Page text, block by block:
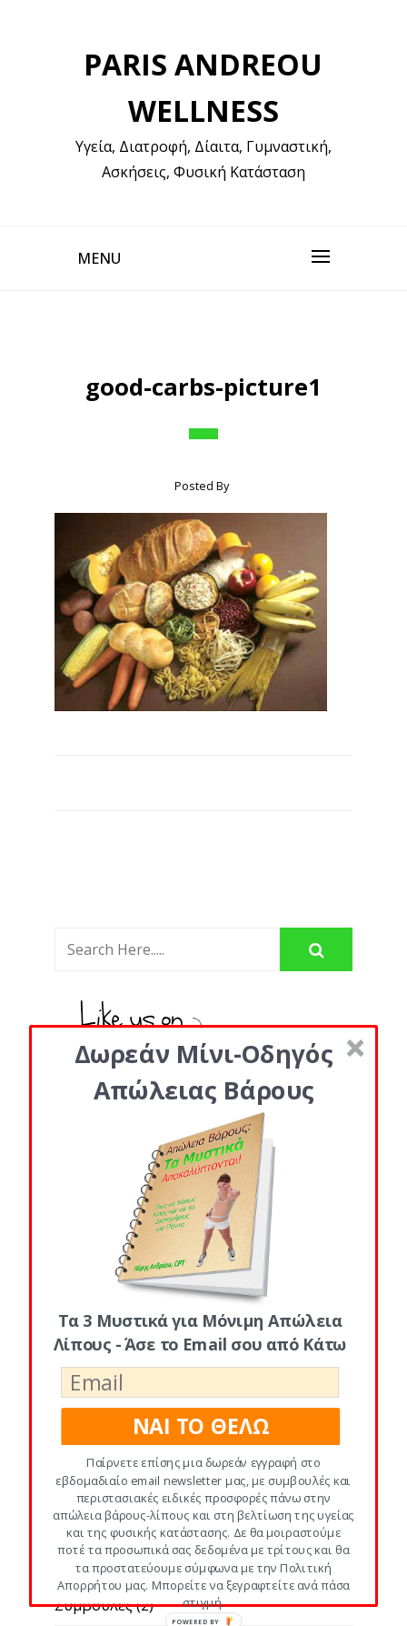
PARIS ANDREOU
WELLNESS
Υγεία, Διατροφή, Δίαιτα, Γυμναστική,
Ασκήσεις, Φυσική Κατάσταση
MENU
good-carbs-picture1
Posted By
Κατηγορίες
#1: Τα Παντα για Θερμιδες κι
Υδατανθρακες
#2: Φυτικες Ινες κι Αδυνατισμα
#3: Πρωτεινη κι Απώλεια Βάρους(2)
#4: Λιπαρα κι Αδυνατισμα(1)
#5: Υπερτροφες για το Πιατο σου(1)
#6: Διατροφικα Μυστικα για Αδυνατισμα
(2)
#7: Διατροφικες Παγιδες για Αδυνατισμα
(5)
#8: Γρηγορα Λιποδιαλυτικα Κολπα και
Συμβουλες(2)
Δωρεάν Μίνι-Οδηγός
Απώλειας Βάρους
Τα 3 Μυστικά για Μόνιμη Απώλεια
Λίπους - Άσε το Email σου από Κάτω
ΝΑΙ ΤΟ ΘΕΛΩ
Παίρνετε επίσης μια δωρεάν εγγραφή στο
εβδομαδιαίο email newsletter μας, με συμβουλές και
περιστασιακές ειδικές προσφορές πάνω στην
απώλεια βάρους-λίπους και στη βελτίωση της υγείας
και της φυσικής κατάστασης. Δε θα μοιραστούμε
ποτέ τα προσωπικά σας δεδομένα με τρίτους και θα
τα προστατεύουμε σύμφωνα με την Πολιτική
Απορρήτου μας. Μπορείτε να ξεγραφτείτε ανά πάσα
στιγμή.
POWERED BY